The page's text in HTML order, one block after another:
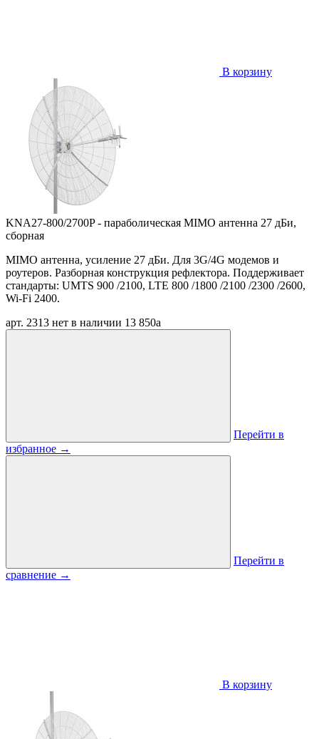
В корзину
KNA27-800/2700P - параболическая MIMO антенна 27 дБи,
сборная
MIMO антенна, усиление 27 дБи. Для 3G/4G модемов и
роутеров. Разборная конструкция рефлектора. Поддерживает
стандарты: UMTS 900 /2100, LTE 800 /1800 /2100 /2300 /2600,
Wi-Fi 2400.
арт. 2313 нет в наличии 13 850a
Перейти в
избранное →
Перейти в
сравнение →
В корзину